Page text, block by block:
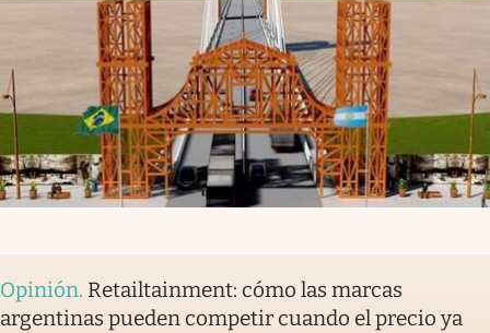
Opinión. Retailtainment: cómo las marcas
argentinas pueden competir cuando el precio ya